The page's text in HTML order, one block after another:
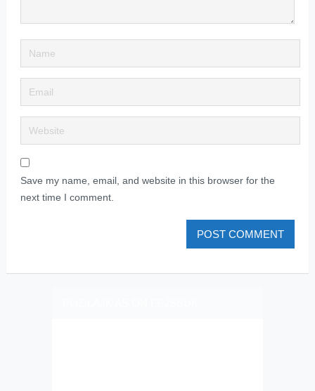
Save my name, email, and website in this browser for the
next time I comment.